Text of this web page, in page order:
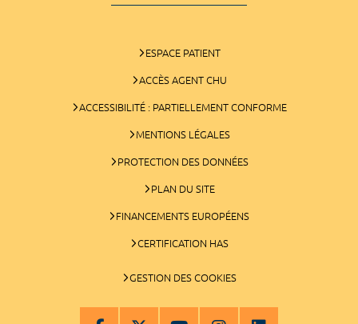
ESPACE PATIENT
ACCÈS AGENT CHU
ACCESSIBILITÉ : PARTIELLEMENT CONFORME
MENTIONS LÉGALES
PROTECTION DES DONNÉES
PLAN DU SITE
FINANCEMENTS EUROPÉENS
CERTIFICATION HAS
GESTION DES COOKIES